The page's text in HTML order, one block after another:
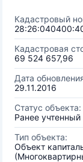
Кадастровый
Кадастровая
69 524 657,96
Дата
29.11.2016
Статус объекта:
Ранее учтенный
Тип объекта:
Объект